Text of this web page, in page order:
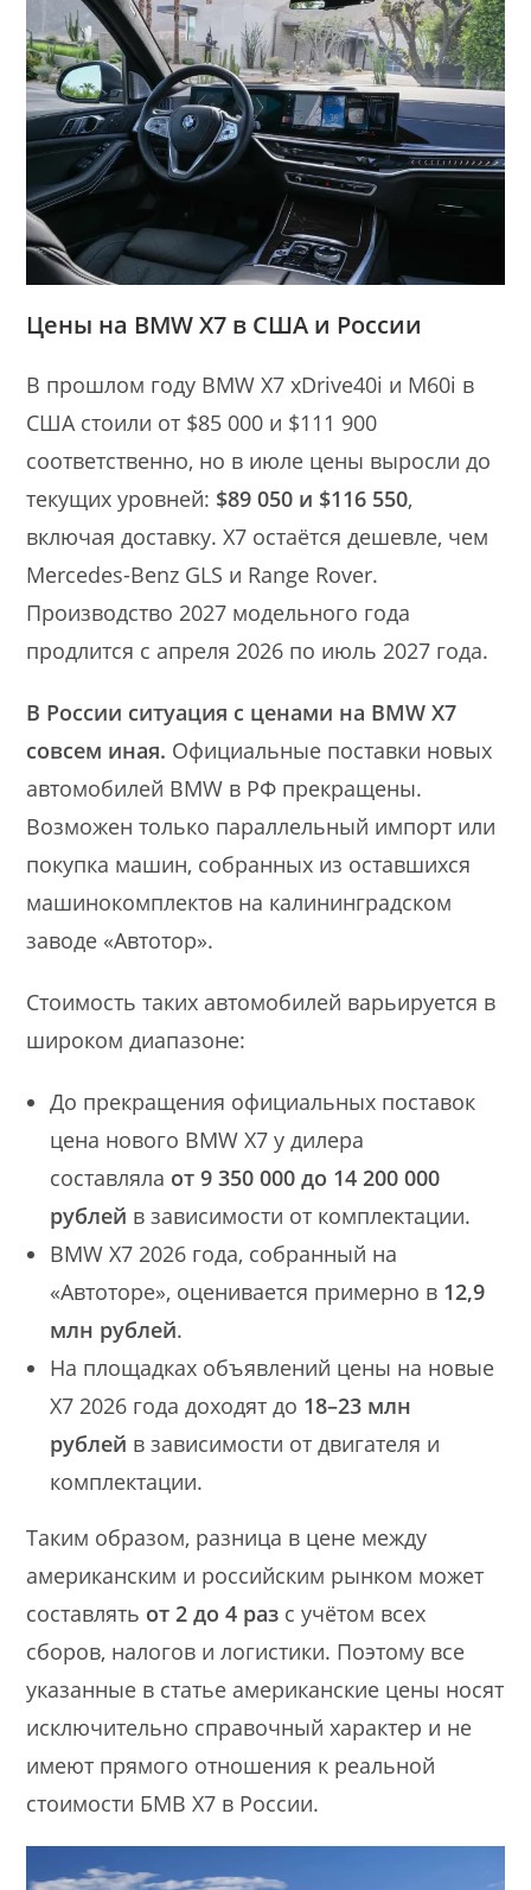
Цены на BMW X7 в США и России
В прошлом году BMW X7 xDrive40i и M60i в
США стоили от $85 000 и $111 900
соответственно, но в июле цены выросли до
текущих уровней: $89 050 и $116 550,
включая доставку. X7 остаётся дешевле, чем
Mercedes-Benz GLS и Range Rover.
Производство 2027 модельного года
продлится с апреля 2026 по июль 2027 года.
В России ситуация с ценами на BMW X7
совсем иная. Официальные поставки новых
автомобилей BMW в РФ прекращены.
Возможен только параллельный импорт или
покупка машин, собранных из оставшихся
машинокомплектов на калининградском
заводе «Автотор».
Стоимость таких автомобилей варьируется в
широком диапазоне:
До прекращения официальных поставок
цена нового BMW X7 у дилера
составляла от 9 350 000 до 14 200 000
рублей в зависимости от комплектации.
BMW X7 2026 года, собранный на
«Автоторе», оценивается примерно в 12,9
млн рублей.
На площадках объявлений цены на новые
X7 2026 года доходят до 18–23 млн
рублей в зависимости от двигателя и
комплектации.
Таким образом, разница в цене между
американским и российским рынком может
составлять от 2 до 4 раз с учётом всех
сборов, налогов и логистики. Поэтому все
указанные в статье американские цены носят
исключительно справочный характер и не
имеют прямого отношения к реальной
стоимости БМВ Х7 в России.